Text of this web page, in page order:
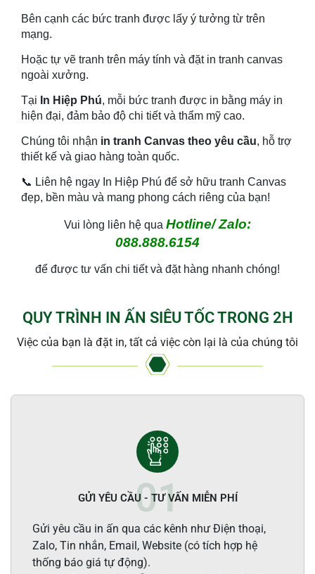
Bên cạnh các bức tranh được lấy ý tưởng từ trên
mạng.
Hoặc tự vẽ tranh trên máy tính và đặt in tranh canvas
ngoài xưởng.
Tại In Hiệp Phú, mỗi bức tranh được in bằng máy in
hiện đại, đảm bảo độ chi tiết và thẩm mỹ cao.
Chúng tôi nhận in tranh Canvas theo yêu cầu, hỗ trợ
thiết kế và giao hàng toàn quốc.
📞 Liên hệ ngay In Hiệp Phú để sở hữu tranh Canvas
đẹp, bền màu và mang phong cách riêng của bạn!
Vui lòng liên hệ qua Hotline/ Zalo:
088.888.6154
để được tư vấn chi tiết và đặt hàng nhanh chóng!
QUY TRÌNH IN ẤN SIÊU TỐC TRONG 2H
Việc của bạn là đặt in, tất cả việc còn lại là của chúng tôi
GỬI YÊU CẦU - TƯ VẤN MIỄN PHÍ
Gửi yêu cầu in ấn qua các kênh như Điện thoại,
Zalo, Tin nhắn, Email, Website (có tích hợp hệ
thống báo giá tự động).